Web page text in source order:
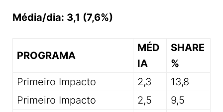
Média/dia: 3,1 (7,6%)
PROGRAMA
MÉD
IA
SHARE
%
Primeiro Impacto
2,3
13,8
Primeiro Impacto
2,5
9,5